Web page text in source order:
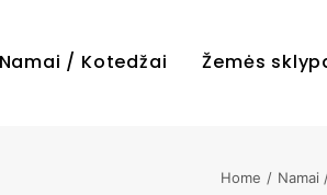
Namai / Kotedžai Žemės
Home
Namai